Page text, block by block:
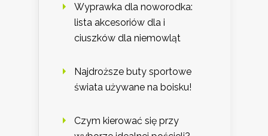
Wyprawka dla noworodka:
lista akcesoriów dla i
ciuszków dla niemowląt
Najdroższe buty sportowe
świata używane na boisku!
Czym kierować się przy